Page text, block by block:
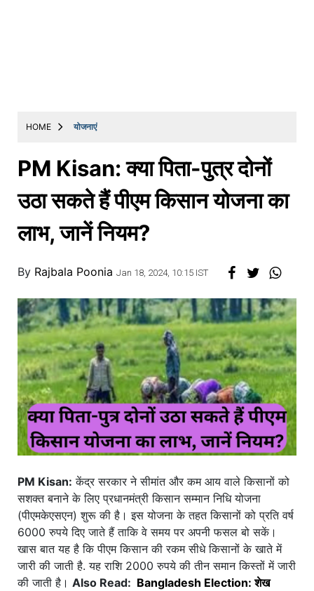
HOME योजनाएं
PM Kisan: क्या पिता-पुत्र दोनों
उठा सकते हैं पीएम किसान योजना का
लाभ, जानें नियम?
By Rajbala Poonia Jan 18, 2024, 10:15 IST
PM Kisan: केंद्र सरकार ने सीमांत और कम आय वाले किसानों को
सशक्त बनाने के लिए प्रधानमंत्री किसान सम्मान निधि योजना
(पीएमकेएसएन) शुरू की है। इस योजना के तहत किसानों को प्रति वर्ष
6000 रुपये दिए जाते हैं ताकि वे समय पर अपनी फसल बो सकें।
खास बात यह है कि पीएम किसान की रकम सीधे किसानों के खाते में
जारी की जाती है. यह राशि 2000 रुपये की तीन समान किस्तों में जारी
की जाती है। Also Read: Bangladesh Election: शेख